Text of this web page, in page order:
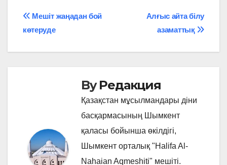
Навигация
по
Алғыс айта білу
азаматтық
Мешіт жаңадан бой
көтеруде
ByРедакция
Қазақстан мұсылмандары діни
басқармасының Шымкент
қаласы бойынша өкілдігі,
Шымкент орталық "Halifa Al-
Nahaian Aqmeshiti" мешіті.